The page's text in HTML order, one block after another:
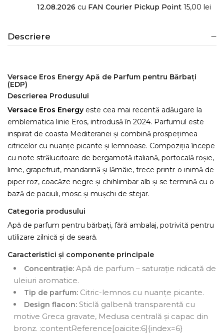
12.08.2026 cu FAN Courier Pickup Point 15,00 lei
Descriere
Versace Eros Energy Apă de Parfum pentru Bărbați
(EDP)
Descrierea Produsului
Versace Eros Energy este cea mai recentă adăugare la
emblematica linie Eros, introdusă în 2024. Parfumul este
inspirat de coasta Mediteranei și combină prospețimea
citricelor cu nuanțe picante și lemnoase. Compoziția începe
cu note strălucitoare de bergamotă italiană, portocală roșie,
lime, grapefruit, mandarină și lămâie, trece printr-o inimă de
piper roz, coacăze negre și chihlimbar alb și se termină cu o
bază de paciuli, mosc și mușchi de stejar.
Categoria produsului
Apă de parfum pentru bărbați, fără ambalaj, potrivită pentru
utilizare zilnică și de seară.
Caracteristici și componente principale
Concentrație: Apă de parfum – saturație ridicată de
uleiuri aromatice.
Tip de parfum: Citric-lemnos cu nuanțe picante.
Design flacon: Sticlă galbenă transparentă cu
motive Greca gravate, Medusa centrală și capac din
bronz. :contentReference[oaicite:6]{index=6}